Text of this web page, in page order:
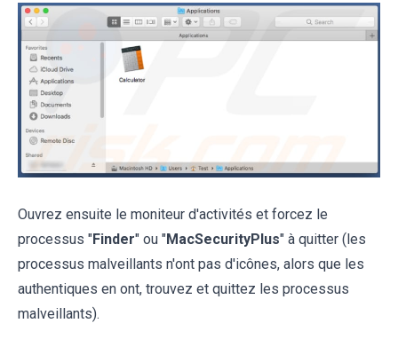
Ouvrez ensuite le moniteur d'activités et forcez le
processus "Finder" ou "MacSecurityPlus" à quitter (les
processus malveillants n'ont pas d'icônes, alors que les
authentiques en ont, trouvez et quittez les processus
malveillants).